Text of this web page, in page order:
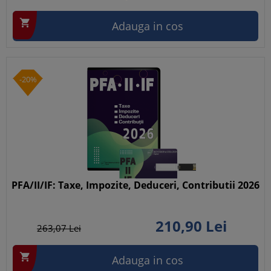
 Adauga in cos
-20%
PFA/II/IF: Taxe, Impozite, Deduceri, Contributii 2026
263,07Lei 210,90 Lei
 Adauga in cos